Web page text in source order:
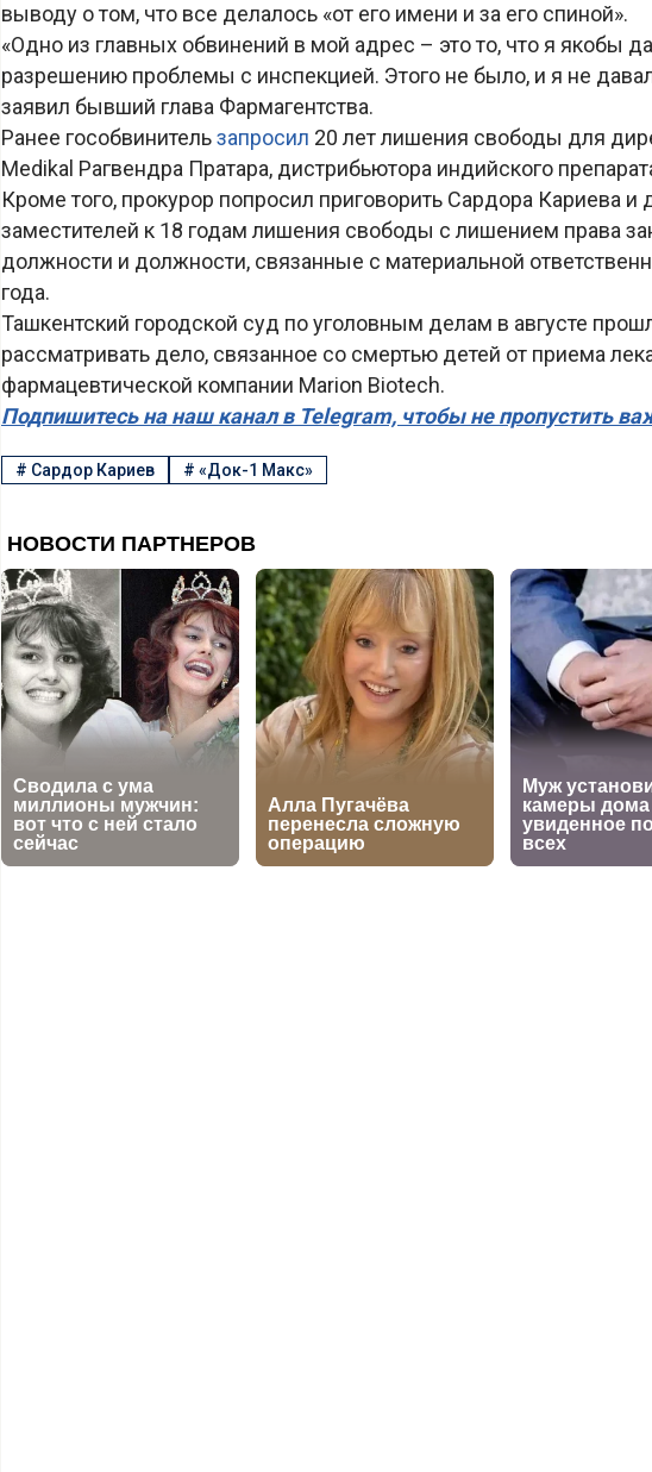
выводу о том, что все делалось «от его имени и за его спиной».
«Одно из главных обвинений в мой адрес – это то, что я якобы
разрешению проблемы с инспекцией. Этого не было, и я не давал
заявил бывший глава Фармагентства.
Ранее гособвинительзапросил 20 лет лишения свободы для
Medikal Рагвендра Пратара, дистрибьютора индийского
Кроме того, прокурор попросил приговорить Сардора Кариева и
заместителей к 18 годам лишения свободы с лишением права
должности и должности, связанные с материальной
года.
Ташкентский городской суд по уголовным делам в августе
рассматривать дело, связанное со смертью детей от приема
фармацевтической компании Marion Biotech.
Подпишитесь на наш канал в Telegram, чтобы не пропустить
# Сардор Кариев # «Док-1 Макс»